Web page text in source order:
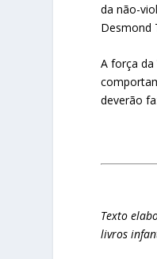
da não-
Desmond
A força da
deverão
Texto
livros